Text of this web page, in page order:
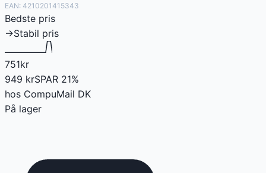
EAN: 4210201415343
Bedste pris
→Stabil pris
751kr
949 krSPAR 21%
hos CompuMail DK
På lager